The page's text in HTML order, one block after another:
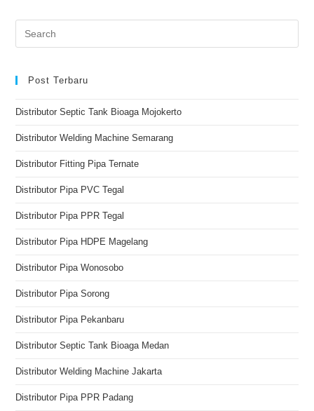
Post Terbaru
Distributor Septic Tank Bioaga Mojokerto
Distributor Welding Machine Semarang
Distributor Fitting Pipa Ternate
Distributor Pipa PVC Tegal
Distributor Pipa PPR Tegal
Distributor Pipa HDPE Magelang
Distributor Pipa Wonosobo
Distributor Pipa Sorong
Distributor Pipa Pekanbaru
Distributor Septic Tank Bioaga Medan
Distributor Welding Machine Jakarta
Distributor Pipa PPR Padang